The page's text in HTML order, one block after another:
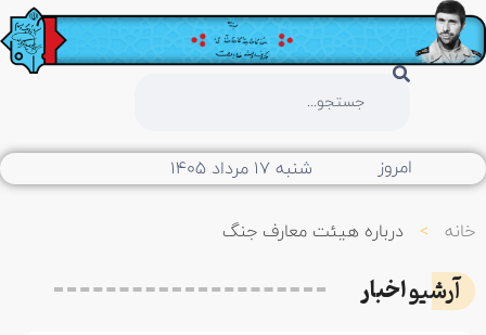
امروز شنبه ۱۷ مرداد ۱۴۰۵
خانه > درباره هیئت معارف جنگ
آرشیواخبار